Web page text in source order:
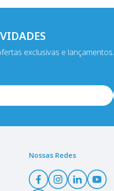
exclusivas e lançamentos.
Nossas Redes